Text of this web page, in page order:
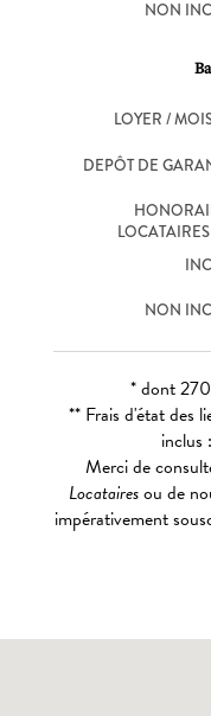
NON
LOYER /
DEPÔT DE
LOCATAIRES
NON
* dont
** Frais d'état des
Merci de
Locatairesou de
impérativement